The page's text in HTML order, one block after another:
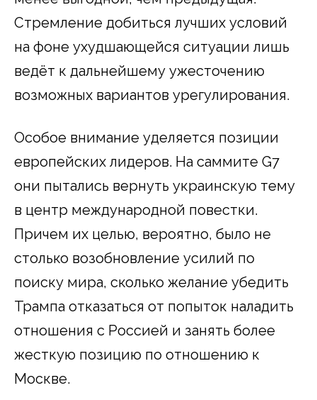
Стремление добиться лучших условий
на фоне ухудшающейся ситуации лишь
ведёт к дальнейшему ужесточению
возможных вариантов урегулирования.
Особое внимание уделяется позиции
европейских лидеров. На саммите G7
они пытались вернуть украинскую тему
в центр международной повестки.
Причем их целью, вероятно, было не
столько возобновление усилий по
поиску мира, сколько желание убедить
Трампа отказаться от попыток наладить
отношения с Россией и занять более
жесткую позицию по отношению к
Москве.